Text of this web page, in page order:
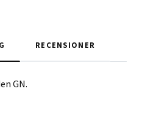
RECENSIONER
GN.